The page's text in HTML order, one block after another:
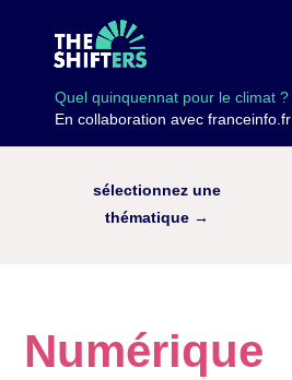
Quel quinquennat pour le climat ?
En collaboration avec franceinfo.fr
sélectionnez une
thématique →
Numérique